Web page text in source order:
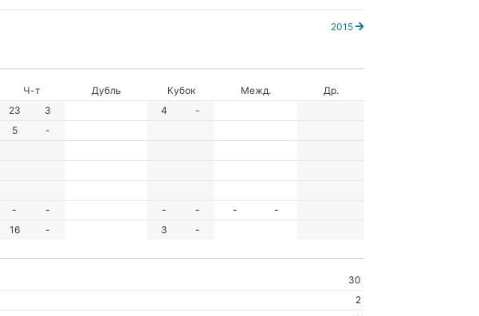
2015
Ч-т Дубль Кубок Межд.
Др.
23 3 4
-
5
-
- - - - -
-
16 - 3 -
30
2